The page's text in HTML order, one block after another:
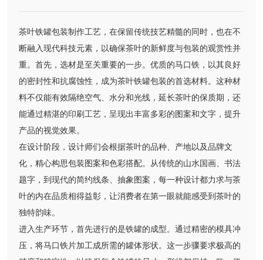
茶叶铁罐包装制作工艺，在保留传统技艺精髓的同时，也在不
断融入现代科技元素，以确保茶叶的新鲜度与包装的观赏性并
重。首先，选材是至关重要的一步。优质的马口铁，以其良好
的密封性和抗腐蚀性，成为茶叶铁罐包装的首选材料。这种材
料不仅能有效隔绝空气、水分和光线，延长茶叶的保质期，还
能通过精湛的印刷工艺，呈现出丰富多彩的图案和文字，提升
产品的视觉效果。
在设计阶段，设计师们会根据茶叶的品种、产地以及品牌文
化，精心构思包装图案和色彩搭配。从传统的山水国画、书法
题字，到现代的简约线条、抽象图案，每一种设计都力求与茶
叶的内在品质相得益彰，让消费者在第一眼就能感受到茶叶的
独特韵味。
进入生产环节，首先进行的是铁罐的成型。通过精密的模具冲
压，将马口铁片加工成所需的罐体形状。这一步骤要求极高的